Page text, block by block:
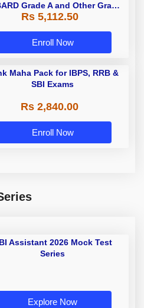
Grade A and Other Grade
A & Grade B Bank Exams
Rs 5,112.50
Enroll Now
Maha Pack for IBPS, RRB &
SBI Exams
Rs 2,840.00
Enroll Now
Assistant 2026 Mock Test
Series
Explore Now